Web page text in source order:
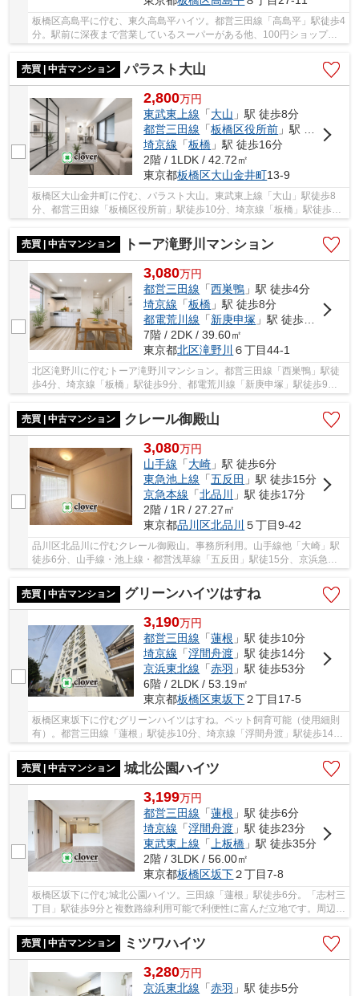
板橋区高島平に佇む、東久高島平ハイツ。都営三田線「高島平」駅徒歩4
分。駅前に深夜まで営業しているスーパーがある他、100円ショップや
売買 | 中古マンション
パラスト大山
2,800万円
東武東上線 「大山 」駅 徒歩8分
都営三田線 「板橋区役所前 」駅 徒歩11分
埼京線 「板橋 」駅 徒歩16分
2階 / 1LDK / 42.72㎡
東京都板橋区大山金井町13-9
板橋区大山金井町に佇む、パラスト大山。東武東上線「大山」駅徒歩8
分、都営三田線「板橋区役所前」駅徒歩10分、埼京線「板橋」駅徒歩14
売買 | 中古マンション
トーア滝野川マンション
3,080万円
都営三田線 「西巣鴨 」駅 徒歩4分
埼京線 「板橋 」駅 徒歩8分
都電荒川線 「新庚申塚 」駅 徒歩10分
7階 / 2DK / 39.60㎡
東京都北区滝野川 ６丁目44-1
北区滝野川に佇むトーア滝野川マンション。都営三田線「西巣鴨」駅徒
歩4分、埼京線「板橋」駅徒歩9分、都電荒川線「新庚申塚」駅徒歩9分
で、多方面へアクセス可能。周辺には、スーパー...
売買 | 中古マンション
クレール御殿山
3,080万円
山手線 「大崎 」駅 徒歩6分
東急池上線 「五反田 」駅 徒歩15分
京急本線 「北品川
」駅 徒歩17分
2階 / 1R / 27.27㎡
東京都品川区北品川 ５丁目9-42
品川区北品川に佇むクレール御殿山。事務所利用。山手線他「大崎」駅
徒歩6分、山手線・池上線・都営浅草線「五反田」駅徒15分、京浜急行
「北品川」駅徒歩17分。空港へのアクセスも良く...
売買 | 中古マンション
グリーンハイツはすね
3,190万円
都営三田線 「蓮根 」駅 徒歩10分
埼京線 「浮間舟渡 」駅 徒歩14分
京浜東北線 「赤羽 」駅 徒歩53分
6階 / 2LDK / 53.19㎡
東京都板橋区東坂下２丁目17-5
板橋区東坂下に佇むグリーンハイツはすね。ペット飼育可能（使用細則
有）。都営三田線「蓮根」駅徒歩10分、埼京線「浮間舟渡」駅徒歩14
売買 | 中古マンション
城北公園ハイツ
3,199万円
都営三田線 「蓮根 」駅 徒歩6分
埼京線 「浮間舟渡 」駅 徒歩23分
東武東上線 「上板橋 」駅 徒歩35分
2階 / 3LDK / 56.00㎡
東京都板橋区坂下２丁目7-8
板橋区坂下に佇む城北公園ハイツ。三田線「蓮根」駅徒歩6分。「志村三
丁目」駅徒歩9分と複数路線利用可能で利便性に富んだ立地です。周辺に
売買 | 中古マンション
ミツワハイツ
3,280万円
京浜東北線 「赤羽 」駅 徒歩5分